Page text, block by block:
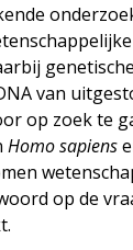
van
op zoek te
Homo sapiens
op de